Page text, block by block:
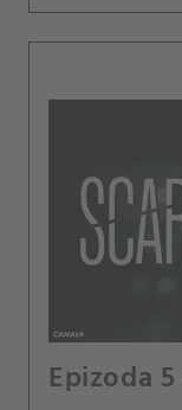
Epizoda